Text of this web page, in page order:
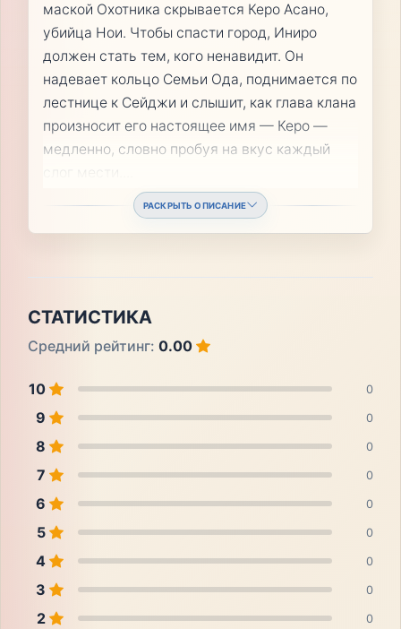
маской Охотника скрывается Керо Асано,
убийца Нои. Чтобы спасти город, Иниро
должен стать тем, кого ненавидит. Он
надевает кольцо Семьи Ода, поднимается по
лестнице к Сейджи и слышит, как глава клана
произносит его настоящее имя — Керо —
медленно, словно пробуя на вкус каждый
РАСКРЫТЬ ОПИСАНИЕ
СТАТИСТИКА
Средний рейтинг: 0.00
10 0
9 0
8 0
7 0
6 0
5 0
4 0
3 0
2 0